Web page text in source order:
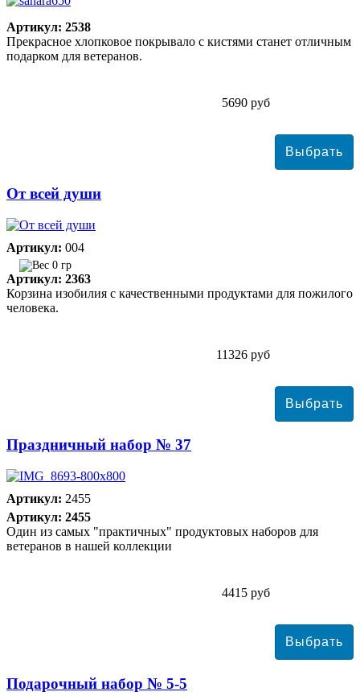
Артикул: 2538
Прекрасное хлопковое покрывало с кистями станет отличным
подарком для ветеранов.
5690 руб
От всей души
Артикул: 004
0 гр
Артикул: 2363
Корзина изобилия с качественными продуктами для пожилого
человека.
11326 руб
Праздничный набор № 37
Артикул: 2455
Артикул: 2455
Один из самых "практичных" продуктовых наборов для
ветеранов в нашей коллекции
4415 руб
Подарочный набор № 5-5